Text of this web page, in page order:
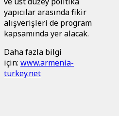
yapıcılar arasında fikir
alışverişleri de program
kapsamında yer alacak.
Daha fazla bilgi
için: www.armenia-
turkey.net